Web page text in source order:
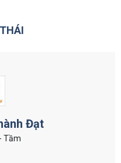
Đạt
Tầm